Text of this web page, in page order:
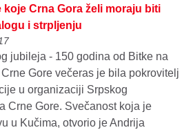
koje Crna Gora želi moraju biti
i strpljenju
jubileja - 150 godina od Bitke na
Gore večeras je bila pokrovitelj
u organizaciji Srpskog
Crne Gore. Svečanost koja je
u Kučima, otvorio je Andrija